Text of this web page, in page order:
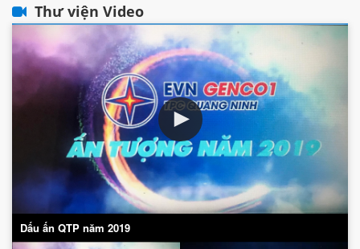
Thư viện Video
Dấu ấn QTP năm 2019